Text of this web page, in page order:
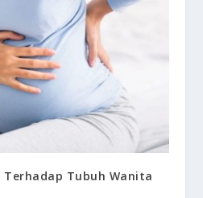
Terhadap Tubuh Wanita